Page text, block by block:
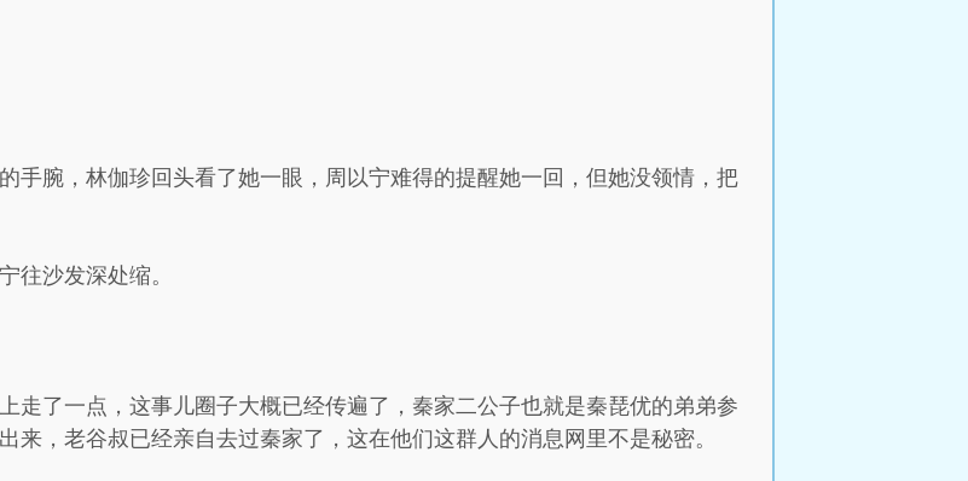
手腕，林伽珍回头看了她一眼，周以宁难得的提醒她一回，但她没领情，把
往沙发深处缩。
走了一点，这事儿圈子大概已经传遍了，秦家二公子也就是秦琵优的弟弟参
来，老谷叔已经亲自去过秦家了，这在他们这群人的消息网里不是秘密。